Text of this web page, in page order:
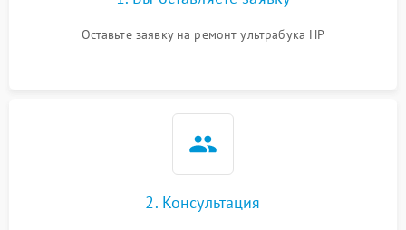
Оставьте заявку на ремонт ультрабука HP
2. Консультация